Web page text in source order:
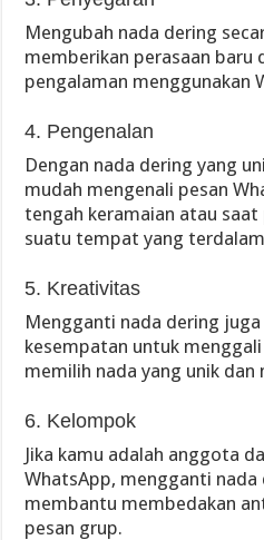
Mengubah nada dering
memberikan perasaan baru
pengalaman menggunakan
4. Pengenalan
Dengan nada dering yang
mudah mengenali pesan
tengah keramaian atau
suatu tempat yang
5. Kreativitas
Mengganti nada dering
kesempatan untuk
memilih nada yang unik dan
6. Kelompok
Jika kamu adalah anggota
WhatsApp, mengganti nada
membantu membedakan
pesan grup.